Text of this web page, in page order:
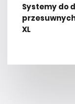
Systemy do
XL